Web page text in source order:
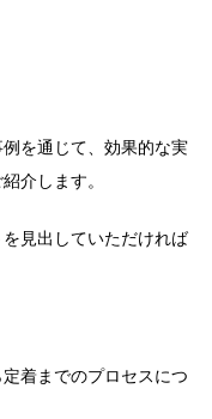
を通じて、効果的な実
介します。
見出していただければ
着までのプロセスにつ